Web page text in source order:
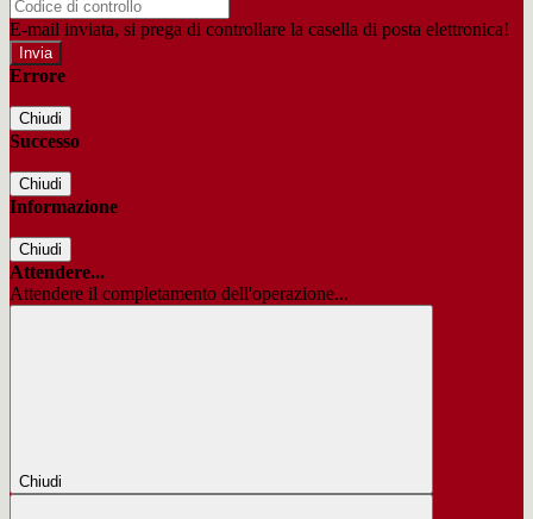
E-mail inviata, si prega di controllare la casella di posta elettronica!
Errore
Chiudi
Successo
Chiudi
Informazione
Chiudi
Attendere...
Attendere il completamento dell'operazione...
Chiudi